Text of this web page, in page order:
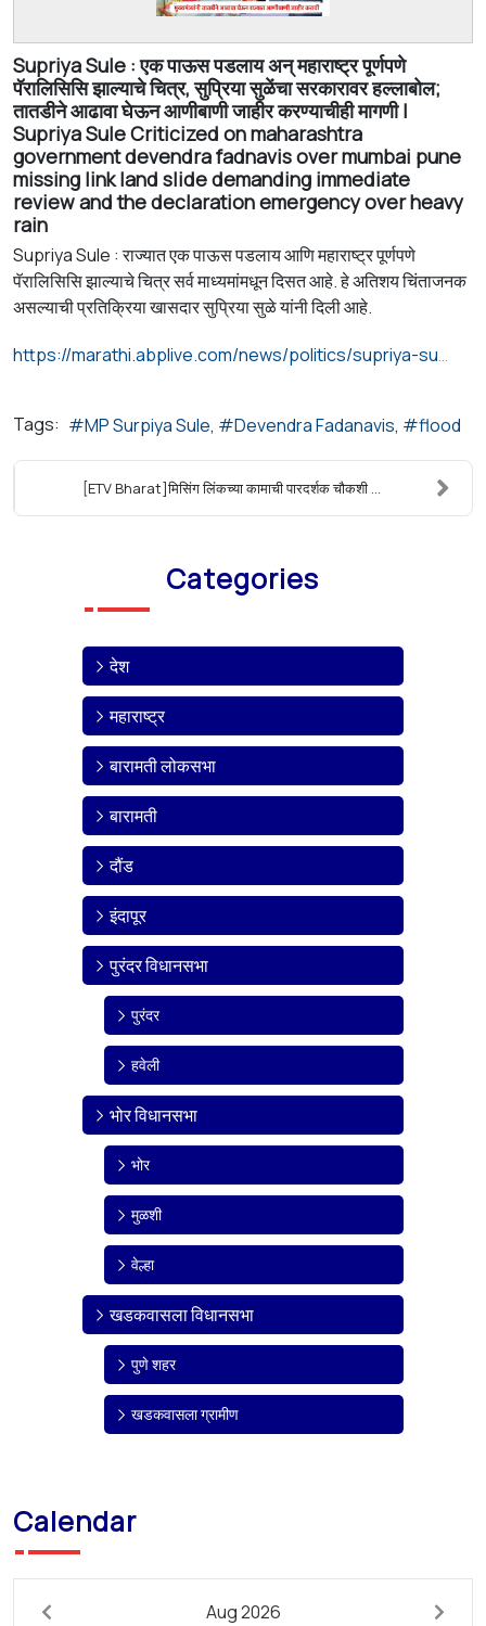
Supriya Sule : एक पाऊस पडलाय अन् महाराष्ट्र पूर्णपणे
पॅरालिसिसि झाल्याचे चित्र, सुप्रिया सुळेंचा सरकारावर हल्लाबोल;
तातडीने आढावा घेऊन आणीबाणी जाहीर करण्याचीही मागणी |
Supriya Sule Criticized on maharashtra
government devendra fadnavis over mumbai pune
missing link land slide demanding immediate
review and the declaration emergency over heavy
rain
Supriya Sule : राज्यात एक पाऊस पडलाय आणि महाराष्ट्र पूर्णपणे
पॅरालिसिसि झाल्याचे चित्र सर्व माध्यमांमधून दिसत आहे. हे अतिशय चिंताजनक
असल्याची प्रतिक्रिया खासदार सुप्रिया सुळे यांनी दिली आहे.
https://marathi.abplive.com/news/politics/supriya-sule-criticized-on-maharashtra-government-devendra-fadnavis-over-mumbai-pune-missing-link-land-slide-demanding-immediate-review-and-the-declaration-emergency-over-heavy-rain-1430703
Tags: MP Surpiya Sule Devendra Fadanavis flood
[ETV Bharat]मिसिंग लिंकच्या कामाची पारदर्शक चौकशी ...
Categories
देश
महाराष्ट्र
बारामती लोकसभा
बारामती
दौंड
इंदापूर
पुरंदर विधानसभा
पुरंदर
हवेली
भोर विधानसभा
भोर
मुळशी
वेल्हा
खडकवासला विधानसभा
पुणे शहर
खडकवासला ग्रामीण
Calendar
Aug 2026